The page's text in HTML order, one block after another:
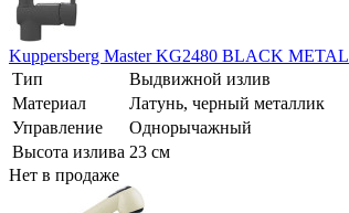
Kuppersberg Master KG2480 BLACK METAL
Тип
Выдвижной излив
Материал
Латунь, черный металлик
Управление
Однорычажный
Высота излива 23 см
Нет в продаже